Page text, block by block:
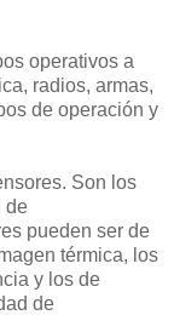
operativos a
radios, armas,
de operación y
Son los
de
pueden ser de
térmica, los
y los de
de